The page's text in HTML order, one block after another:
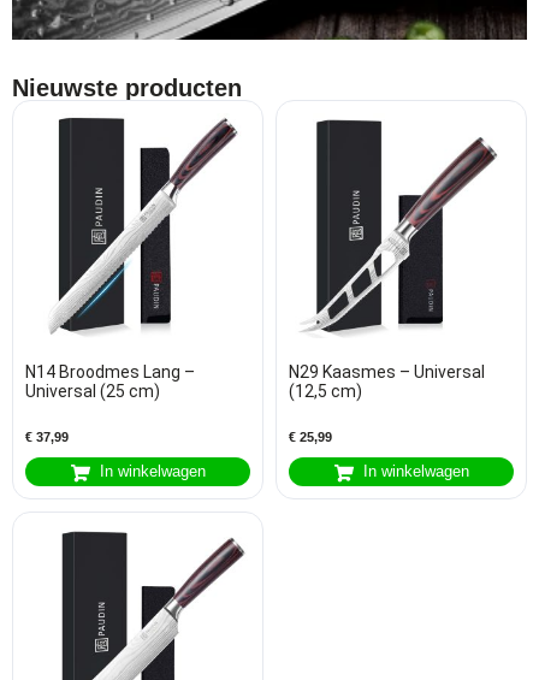
Nieuwste producten
N14 Broodmes Lang –
Universal (25 cm)
€ 37,99
In winkelwagen
N29 Kaasmes – Universal
(12,5 cm)
€ 25,99
In winkelwagen